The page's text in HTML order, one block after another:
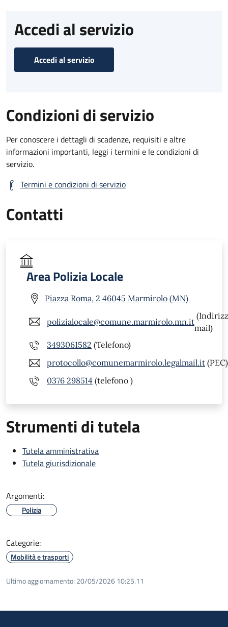
Accedi al servizio
Accedi al servizio
Condizioni di servizio
Per conoscere i dettagli di scadenze, requisiti e altre
informazioni importanti, leggi i termini e le condizioni di
servizio.
Termini e condizioni di servizio
Contatti
Area Polizia Locale
Piazza Roma, 2 46045 Marmirolo (MN)
polizialocale@comune.marmirolo.mn.it
mail)
3493061582 (Telefono)
protocollo@comunemarmirolo.legalmail.it (PEC)
0376 298514 (telefono )
Strumenti di tutela
Tutela amministrativa
Tutela giurisdizionale
Argomenti:
Polizia
Categorie:
Mobilità e trasporti
Ultimo aggiornamento: 20/05/2026 10:25.11